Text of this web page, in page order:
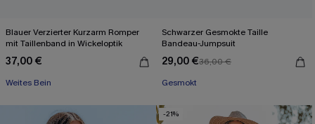
Blauer Verzierter Kurzarm Romper
mit Taillenband in Wickeloptik
37,00 €
Weites Bein
Schwarzer Gesmokte Taille
Bandeau-Jumpsuit
29,00 €36,00 €
Gesmokt
-21%